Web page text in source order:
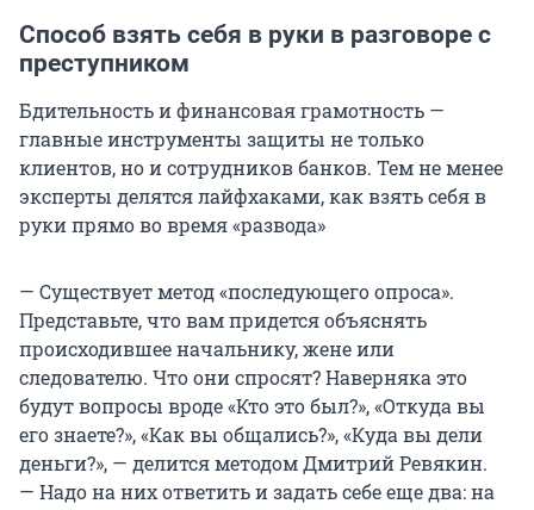
Способ взять себя в руки в разговоре с
преступником
Бдительность и финансовая грамотность —
главные инструменты защиты не только
клиентов, но и сотрудников банков. Тем не менее
эксперты делятся лайфхаками, как взять себя в
руки прямо во время «развода»
— Существует метод «последующего опроса».
Представьте, что вам придется объяснять
происходившее начальнику, жене или
следователю. Что они спросят? Наверняка это
будут вопросы вроде «Кто это был?», «Откуда вы
его знаете?», «Как вы общались?», «Куда вы дели
деньги?», — делится методом Дмитрий Ревякин.
— Надо на них ответить и задать себе еще два: на